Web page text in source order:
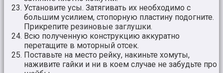
Установите усы. Затягивать их необходимо с
большим усилием, стопорную пластину подогните.
Прикрепите резиновые заглушки.
Всю полученную конструкцию аккуратно
перетащите в моторный отсек.
Поставьте на место рейку, накиньте хомуты,
наживите гайки и ни в коем случае не забудьте про